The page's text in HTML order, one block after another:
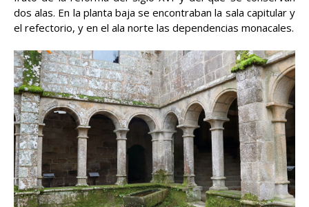
dos alas. En la planta baja se encontraban la sala capitular y
el refectorio, y en el ala norte las dependencias monacales.